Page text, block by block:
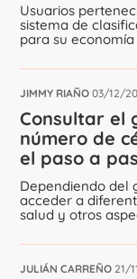
Usuarios
sistema de
para su
JIMMY RIAÑO 03/12/
Consultar el
número de
el paso a
Dependiendo del
acceder a
salud y otros
JULIÁN CARREÑO 21/